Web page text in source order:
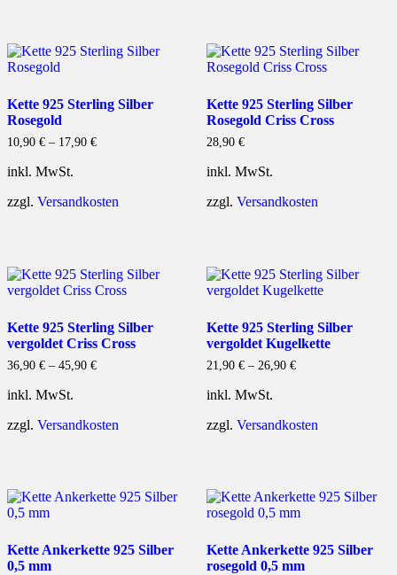
Kette 925 Sterling Silber
Rosegold
10,90 € – 17,90 €
inkl. MwSt.
zzgl. Versandkosten
Kette 925 Sterling Silber
Rosegold Criss Cross
28,90 €
inkl. MwSt.
zzgl. Versandkosten
Kette 925 Sterling Silber
vergoldet Criss Cross
36,90 € – 45,90 €
inkl. MwSt.
zzgl. Versandkosten
Kette 925 Sterling Silber
vergoldet Kugelkette
21,90 €– 26,90 €
inkl. MwSt.
zzgl. Versandkosten
Kette Ankerkette 925 Silber
0,5 mm
Kette Ankerkette 925 Silber
rosegold 0,5 mm